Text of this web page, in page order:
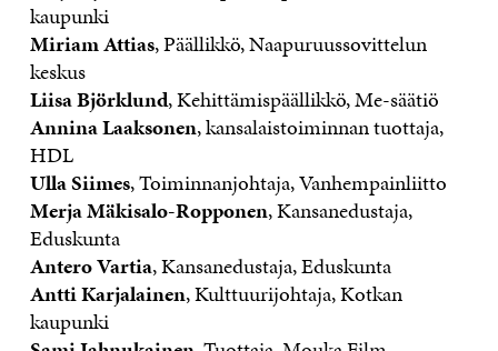
kaupunki
Miriam Attias, Päällikkö, Naapuruussovittelun
keskus
Liisa Björklund, Kehittämispäällikkö, Me-säätiö
Annina Laaksonen, kansalaistoiminnan tuottaja,
HDL
Ulla Siimes, Toiminnanjohtaja, Vanhempainliitto
Merja Mäkisalo-Ropponen, Kansanedustaja,
Eduskunta
Antero Vartia, Kansanedustaja, Eduskunta
Antti Karjalainen, Kulttuurijohtaja, Kotkan
kaupunki